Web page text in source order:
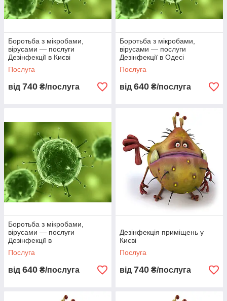
Боротьба з мікробами,
вірусами — послуги
Дезінфекції в Києві
Послуга
від 740 ₴/послуга
Боротьба з мікробами,
вірусами — послуги
Дезінфекції в Одесі
Послуга
від 640 ₴/послуга
Боротьба з мікробами,
вірусами — послуги
Дезінфекції в
Дніпропетруванні
Послуга
від 640 ₴/послуга
Дезінфекція приміщень у
Києві
Послуга
від 740 ₴/послуга